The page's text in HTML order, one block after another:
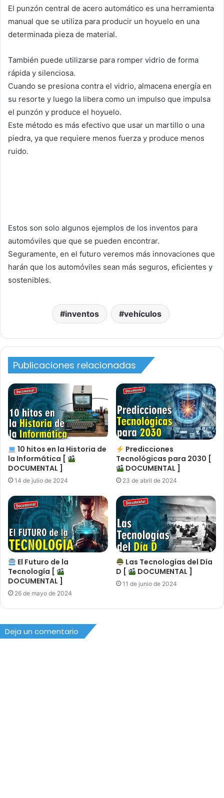
El punzón central de acero automático es una herramienta
manual que se utiliza para producir un hoyuelo en una
determinada pieza de material.
También puede utilizarse para romper vidrio de forma
rápida y silenciosa.
Cuando se presiona contra el vidrio, almacena energía en
su resorte y luego la libera como un impulso que impulsa
el punzón y produce el hoyuelo.
Este método es más efectivo que usar un martillo o una
piedra, ya que requiere menos fuerza y produce menos
ruido.
Estos son solo algunos ejemplos de los inventos para
automóviles que que se pueden encontrar.
Seguramente, en el futuro veremos más innovaciones que
harán que los automóviles sean más seguros, eficientes y
sostenibles.
inventos vehículos
Publicaciones relacionadas
10 hitos en la Historia de
la Informática [
DOCUMENTAL ]
14 de julio de 2024
Predicciones
Tecnológicas para 2030 [
DOCUMENTAL ]
23 de abril de 2024
El Futuro de la
Tecnología [
DOCUMENTAL ]
26 de mayo de 2024
Las Tecnologías del Día
D [
DOCUMENTAL ]
11 de junio de 2024
Deja un comentario